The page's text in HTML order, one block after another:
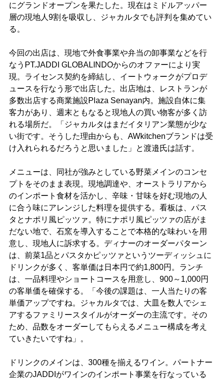
にグランドオープンを果たした。現在はミドルアッパー
層の現地人9割を吸収し、ジャカルタでも評判を集めてい
る。
今回の出店は、現地で外食事業や弁当の卸事業などを行
なうPT.JADDI GLOBALINDOからのオファーにより実
現。ライセンス契約を締結し、イートウォークがプロデ
ュースを行なう形で出店した。出店地は、レストランが
多数出店する商業施設Plaza Senayan内。施設自体に集
客力があり、週末ともなると現地人の買い物客が多く訪
れる場所だ。「ジャカルタはまだイタリアン業態が少な
い街です。そうした理由からも、AWkitchenブランドは受
け入れられるだろうと思いました」と渡邉氏は話す。
メニューは、同社が強みとしている野菜メインのコンセ
プトをそのまま表現。現地調達や、オーストラリアから
のインポート食材を活かし、辛味・甘味を好む現地の人
に合う味にアレンジした料理を提供する。看板は、パス
タとナポリ風ピッツァ。特にナポリ風ピッツァの店がま
だない地で、石窯を導入することで本格的な味わいを用
意し、現地人に訴求する。ディナーのオーダーパターン
は、前菜1品とパスタかピッツァというツーディッシュに
ドリンクが多く、客単価は日本円で約1,800円。ランチ
は、一品料理やショートコースを用意し、900～1,000円
の客単価を確保する。「今後の課題は、一人当たりの客
単価アップですね。ジャカルタでは、大皿を数人でシェ
アするファミリースタイルがオーダーの主流です。その
ため、品数をオーダーしてもらえるメニュー構成を考え
ていきたいですね」。
ドリンクのメインは、300種を揃えるワイン。パートナー
企業のJADDIがワインのインポート事業を行なっている